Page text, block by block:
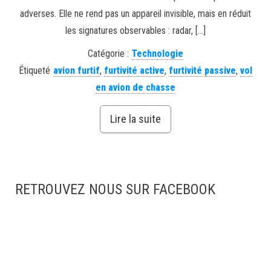
adverses. Elle ne rend pas un appareil invisible, mais en réduit
les signatures observables : radar, […]
Catégorie : Technologie
Étiqueté avion furtif, furtivité active, furtivité passive, vol
en avion de chasse
Lire la suite
RETROUVEZ NOUS SUR FACEBOOK